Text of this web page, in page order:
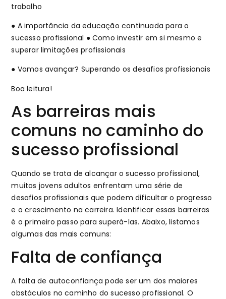
trabalho
● A importância da educação continuada para o
sucesso profissional ● Como investir em si mesmo e
superar limitações profissionais
● Vamos avançar? Superando os desafios profissionais
Boa leitura!
As barreiras mais
comuns no caminho do
sucesso profissional
Quando se trata de alcançar o sucesso profissional,
muitos jovens adultos enfrentam uma série de
desafios profissionais que podem dificultar o progresso
e o crescimento na carreira. Identificar essas barreiras
é o primeiro passo para superá-las. Abaixo, listamos
algumas das mais comuns:
Falta de confiança
A falta de autoconfiança pode ser um dos maiores
obstáculos no caminho do sucesso profissional. O